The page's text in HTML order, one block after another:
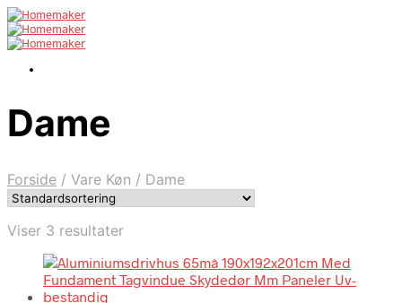
Dame
Forside / Vare Køn / Dame
Viser 3 resultater